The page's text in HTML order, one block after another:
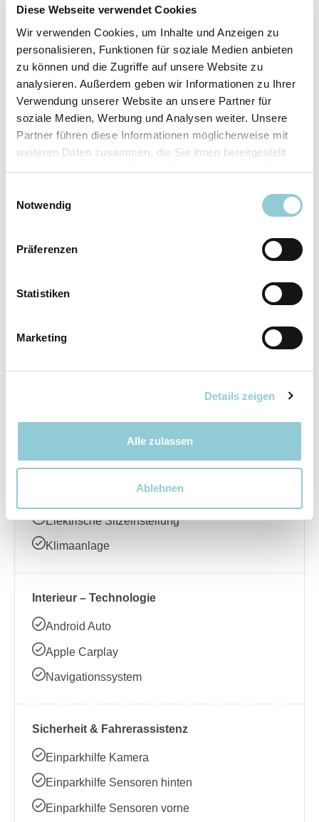
Diese Webseite verwendet Cookies
Wir verwenden Cookies, um Inhalte und Anzeigen zu
personalisieren, Funktionen für soziale Medien anbieten
zu können und die Zugriffe auf unsere Website zu
analysieren. Außerdem geben wir Informationen zu Ihrer
Verwendung unserer Website an unsere Partner für
soziale Medien, Werbung und Analysen weiter. Unsere
Partner führen diese Informationen möglicherweise mit
weiteren Daten zusammen, die Sie ihnen bereitgestellt
haben oder die sie im Rahmen Ihrer Nutzung der Dienste
Notwendig
Präferenzen
Statistiken
Marketing
Details zeigen
Alle zulassen
Ablehnen
Angebotsnummer
ABO49.698
Ausstattungslinie
AMG Line
Verfügbar ab
10/2026
Fahrzeugkategorie
SUV/​Geländewagen/​
Pickup
Fahrzeugkategorie
Sportwagen/​Coupé
Leistung
180 kW (245 PS)
Ausstattung
Elektrische Seitenspiegel
Interieur – Komfort
Ambientebeleuchtung
Elektrische Sitzeinstellung
Klimaanlage
Interieur – Technologie
Android Auto
Apple Carplay
Navigationssystem
Sicherheit & Fahrerassistenz
Einparkhilfe Kamera
Einparkhilfe Sensoren hinten
Einparkhilfe Sensoren vorne